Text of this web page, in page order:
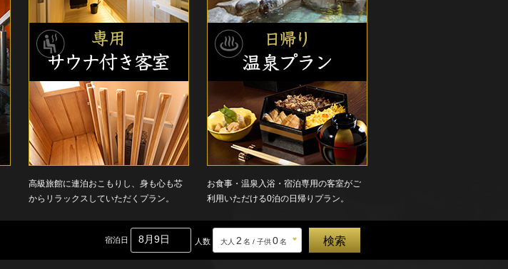
高級旅館に連泊おこもりし、身も心も芯
からリラックスしていただくプラン。
お食事・温泉入浴・宿泊専用の客室がご
利用いただける0泊の日帰りプラン。
宿泊日 人数 大人 2 名 / 子供0名